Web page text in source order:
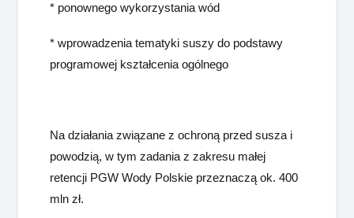
* ponownego wykorzystania wód
* wprowadzenia tematyki suszy do podstawy
programowej kształcenia ogólnego
Na działania związane z ochroną przed susza i
powodzią, w tym zadania z zakresu małej
retencji PGW Wody Polskie przeznaczą ok. 400
mln zł.